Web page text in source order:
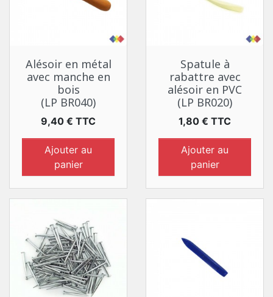
Alésoir en métal
avec manche en
bois
(LP BR040)
Prix
9,40 € TTC
Ajouter au
panier
Spatule à
rabattre avec
alésoir en PVC
(LP BR020)
Prix
1,80 € TTC
Ajouter au
panier